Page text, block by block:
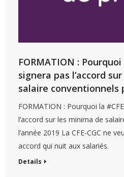
FORMATION : Pourquoi
signera pas l’accord
salaire conventionnels
FORMATION : Pourquoi la
l’accord sur les minima de
l’année 2019 La CFE-CGC ne
accord qui nuit aux salariés.
Details